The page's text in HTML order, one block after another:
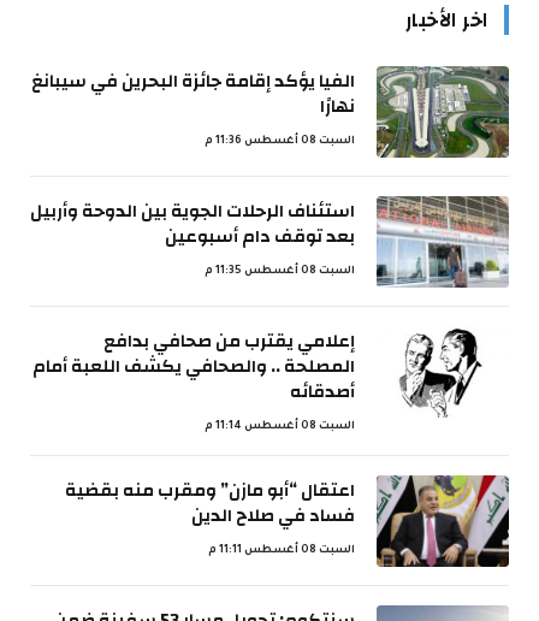
اخر الأخبار
الفيا يؤكد إقامة جائزة البحرين في سيبانغ
نهارًا
السبت 08 أغسطس 11:36 م
استئناف الرحلات الجوية بين الدوحة وأربيل
بعد توقف دام أسبوعين
السبت 08 أغسطس 11:35 م
إعلامي يقترب من صحافي بدافع
المصلحة .. والصحافي يكشف اللعبة أمام
أصدقائه
السبت 08 أغسطس 11:14 م
اعتقال “أبو مازن” ومقرب منه بقضية
فساد في صلاح الدين
السبت 08 أغسطس 11:11 م